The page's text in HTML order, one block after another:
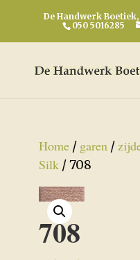
De Handwerk
050 5016285
Home/ garen/
Silk/ 708
708